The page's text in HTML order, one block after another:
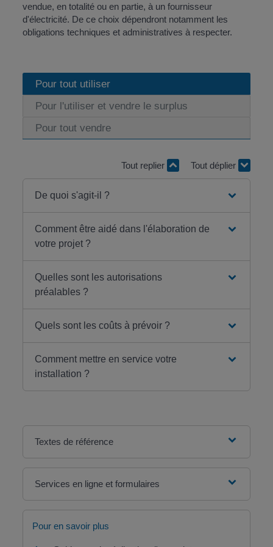
vendue, en totalité ou en partie, à un fournisseur
d'électricité. De ce choix dépendront notamment les
obligations techniques et administratives à respecter.
Pour tout utiliser
Pour l'utiliser et vendre le surplus
Pour tout vendre
Tout replier Tout déplier
De quoi s'agit-il ?
Comment être aidé dans l'élaboration de
votre projet ?
Quelles sont les autorisations
préalables ?
Quels sont les coûts à prévoir ?
Comment mettre en service votre
installation ?
Textes de référence
Services en ligne et formulaires
Pour en savoir plus